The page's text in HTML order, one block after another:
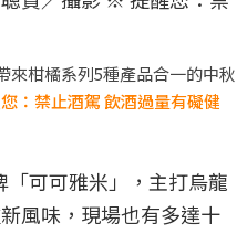
來柑橘系列5種產品合一的中秋
：禁止酒駕 飲酒過量有礙健
可可雅米」，主打烏龍
風味，現場也有多達十